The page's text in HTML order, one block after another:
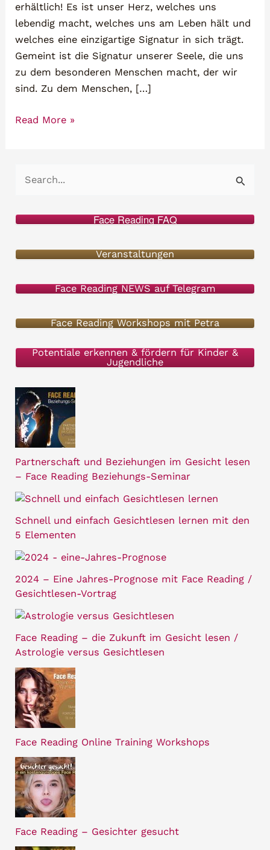
erhältlich! Es ist unser Herz, welches uns
lebendig macht, welches uns am Leben hält und
welches eine einzigartige Signatur in sich trägt.
Gemeint ist die Signatur unserer Seele, die uns
zu dem besonderen Menschen macht, der wir
sind. Zu dem Menschen, […]
Die
Tor
Glückseligkeit
Read More »
e
n
c
h
:
Face Reading FAQ
Veranstaltungen
Face Reading NEWS auf Telegram
Face Reading Workshops mit Petra
Potentiale erkennen & fördern für Kinder &
Jugendliche
Partnerschaft und Beziehungen im Gesicht lesen
– Face Reading Beziehungs-Seminar
Schnell und einfach Gesichtlesen lernen mit den
5 Elementen
2024 – Eine Jahres-Prognose mit Face Reading /
Gesichtlesen-Vortrag
Face Reading – die Zukunft im Gesicht lesen /
Astrologie versus Gesichtlesen
Face Reading Online Training Workshops
Face Reading – Gesichter gesucht